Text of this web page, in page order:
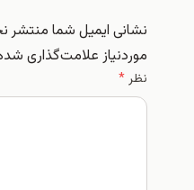
نشانی ایمیل شما منتشر نخواهد
موردنیاز علامت‌گذاری شده‌اند *